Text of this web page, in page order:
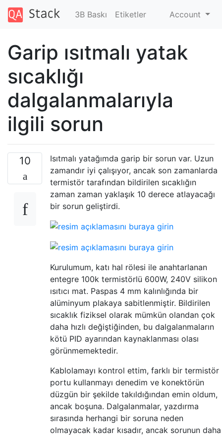
3B Baskı Etiketler Account
Garip ısıtmalı yatak
sıcaklığı
dalgalanmalarıyla
ilgili sorun
10
Isıtmalı yatağımda garip bir sorun var. Uzun
zamandır iyi çalışıyor, ancak son zamanlarda
termistör tarafından bildirilen sıcaklığın
zaman zaman yaklaşık 10 derece atlayacağı
bir sorun geliştirdi.
Kurulumum, katı hal rölesi ile anahtarlanan
entegre 100k termistörlü 600W, 240V silikon
ısıtıcı mat. Paspas 4 mm kalınlığında bir
alüminyum plakaya sabitlenmiştir. Bildirilen
sıcaklık fiziksel olarak mümkün olandan çok
daha hızlı değiştiğinden, bu dalgalanmaların
kötü PID ayarından kaynaklanması olası
görünmemektedir.
Kablolamayı kontrol ettim, farklı bir termistör
portu kullanmayı denedim ve konektörün
düzgün bir şekilde takıldığından emin oldum,
ancak boşuna. Dalgalanmalar, yazdırma
sırasında herhangi bir soruna neden
olmayacak kadar kısadır, ancak sorunun daha